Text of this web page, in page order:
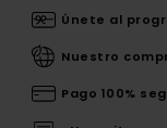
Únete al
Nuestro
Pago 100%